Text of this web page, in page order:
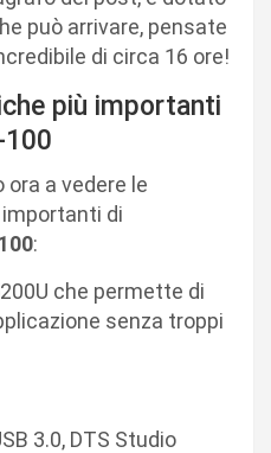
può arrivare, pensate
di circa 16 ore!
più importanti
a vedere le
di
:
che permette di
senza troppi
3.0, DTS Studio